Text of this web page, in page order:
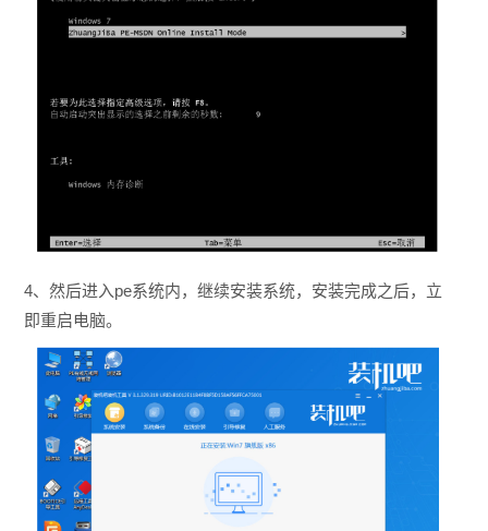
4、然后进入pe系统内，继续安装系统，安装完成之后，立
即重启电脑。